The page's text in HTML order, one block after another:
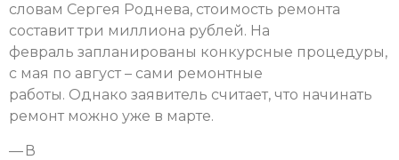
словам Сергея Роднева, стоимость ремонта
составит три миллиона рублей. На
февраль запланированы конкурсные процедуры,
с мая по август – сами ремонтные
работы. Однако заявитель считает, что начинать
ремонт можно уже в марте.
— В